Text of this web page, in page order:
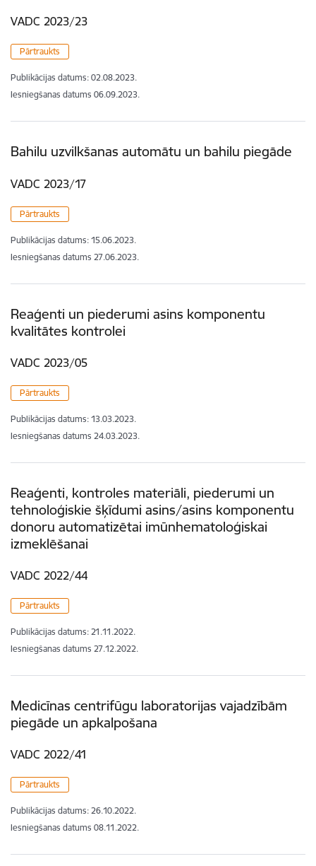
VADC 2023/23
Pārtraukts
Publikācijas datums: 02.08.2023.
Iesniegšanas datums 06.09.2023.
Bahilu uzvilkšanas automātu un bahilu piegāde
VADC 2023/17
Pārtraukts
Publikācijas datums: 15.06.2023.
Iesniegšanas datums 27.06.2023.
Reaģenti un piederumi asins komponentu
kvalitātes kontrolei
VADC 2023/05
Pārtraukts
Publikācijas datums: 13.03.2023.
Iesniegšanas datums 24.03.2023.
Reaģenti, kontroles materiāli, piederumi un
tehnoloģiskie šķīdumi asins/asins komponentu
donoru automatizētai imūnhematoloģiskai
izmeklēšanai
VADC 2022/44
Pārtraukts
Publikācijas datums: 21.11.2022.
Iesniegšanas datums 27.12.2022.
Medicīnas centrifūgu laboratorijas vajadzībām
piegāde un apkalpošana
VADC 2022/41
Pārtraukts
Publikācijas datums: 26.10.2022.
Iesniegšanas datums 08.11.2022.